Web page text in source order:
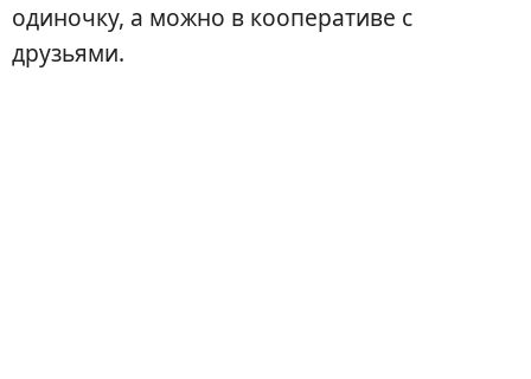
одиночку, а можно в кооперативе с
друзьями.